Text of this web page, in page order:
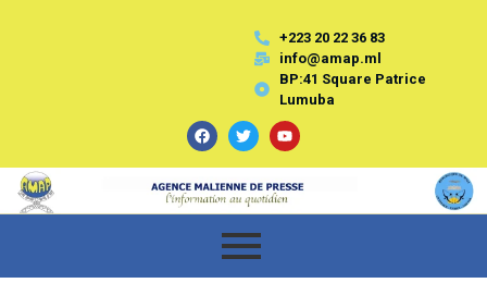
+223 20 22 36 83
info@amap.ml
BP:41 Square Patrice
Lumuba